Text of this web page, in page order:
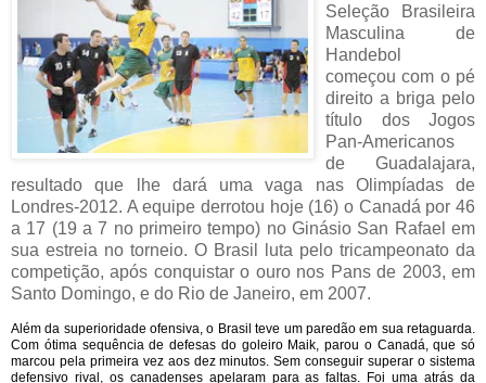
Seleção Brasileira
Masculina de
Handebol
começou com o pé
direito a briga pelo
título dos Jogos
Pan-Americanos
de Guadalajara,
resultado que lhe dará uma vaga nas Olimpíadas de
Londres-2012. A equipe derrotou hoje (16) o Canadá por 46
a 17 (19 a 7 no primeiro tempo) no Ginásio San Rafael em
sua estreia no torneio. O Brasil luta pelo tricampeonato da
competição, após conquistar o ouro nos Pans de 2003, em
Santo Domingo, e do Rio de Janeiro, em 2007.
Além da superioridade ofensiva, o Brasil teve um paredão em sua retaguarda.
Com ótima sequência de defesas do goleiro Maik, parou o Canadá, que só
marcou pela primeira vez aos dez minutos. Sem conseguir superar o sistema
defensivo rival, os canadenses apelaram para as faltas. Foi uma atrás da